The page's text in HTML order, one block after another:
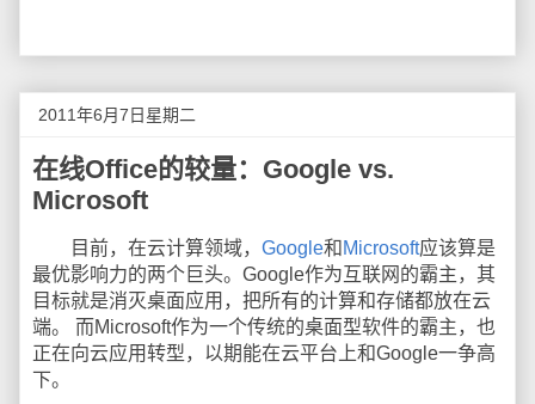
2011年6月7日星期二
在线Office的较量：Google vs.
Microsoft
目前，在云计算领域， Google和 Microsoft应该算是
最优影响力的两个巨头。Google作为互联网的霸主，其
目标就是消灭桌面应用，把所有的计算和存储都放在云
端。 而Microsoft作为一个传统的桌面型软件的霸主，也
正在向云应用转型，以期能在云平台上和Google一争高
下。